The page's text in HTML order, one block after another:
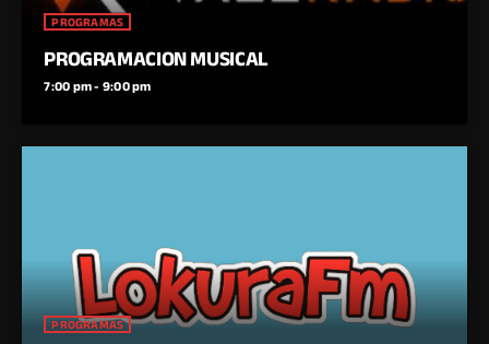
PROGRAMAS
PROGRAMACION MUSICAL
7:00 pm - 9:00 pm
PROGRAMAS